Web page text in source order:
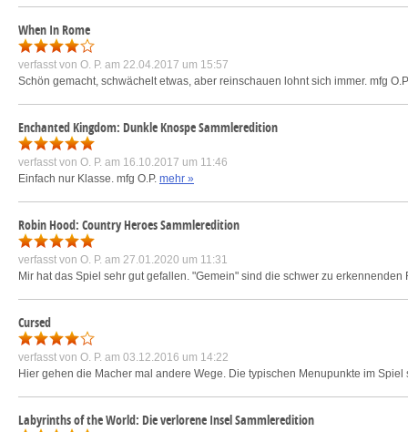
When In Rome
verfasst von O. P. am 22.04.2017 um 15:57
Schön gemacht, schwächelt etwas, aber reinschauen lohnt sich immer. mfg
Enchanted Kingdom: Dunkle Knospe Sammleredition
verfasst von O. P. am 16.10.2017 um 11:46
Einfach nur Klasse. mfg O.P. mehr »
Robin Hood: Country Heroes Sammleredition
verfasst von O. P. am 27.01.2020 um 11:31
Mir hat das Spiel sehr gut gefallen. "Gemein" sind die schwer zu
Cursed
verfasst von O. P. am 03.12.2016 um 14:22
Hier gehen die Macher mal andere Wege. Die typischen Menupunkte im
Labyrinths of the World: Die verlorene Insel Sammleredition